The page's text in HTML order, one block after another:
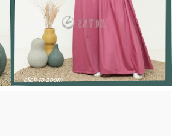
click to zoom